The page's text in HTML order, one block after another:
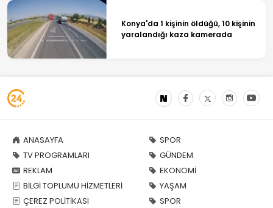
Konya'da 1 kişinin öldüğü, 10 kişinin
yaralandığı kaza kamerada
ANASAYFA
TV PROGRAMLARI
REKLAM
BİLGİ TOPLUMU HİZMETLERİ
ÇEREZ POLİTİKASI
SPOR
GÜNDEM
EKONOMİ
YAŞAM
SPOR